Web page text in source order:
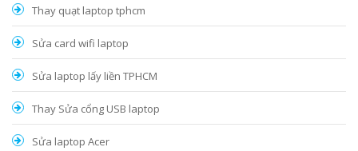
Thay quạt laptop tphcm
Sửa card wifi laptop
Sửa laptop lấy liền TPHCM
Thay Sửa cổng USB laptop
Sửa laptop Acer